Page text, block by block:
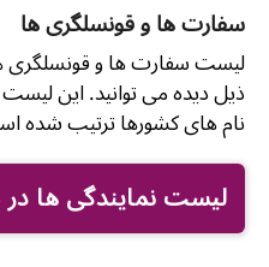
سفارت ها و قونسلگری ها
لیست سفارت ها و قونسلگری
ذیل دیده می توانید. این
نام های کشورها ترتیب شده
لیست نمایندگی ها